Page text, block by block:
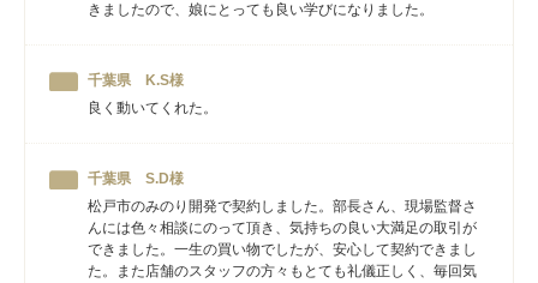
きましたので、娘にとっても良い学びになりました。
千葉県 K.S様
良く動いてくれた。
千葉県 S.D様
松戸市のみのり開発で契約しました。部長さん、現場監督さ
んには色々相談にのって頂き、気持ちの良い大満足の取引が
できました。一生の買い物でしたが、安心して契約できまし
た。また店舗のスタッフの方々もとても礼儀正しく、毎回気